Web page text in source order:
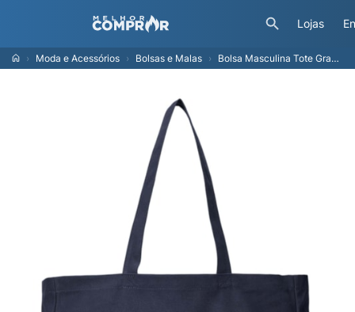
Lojas
Moda e Acessórios Bolsas e Malas Bolsa Masculina Tote Grande De Canvas Bordada Prl - Azul